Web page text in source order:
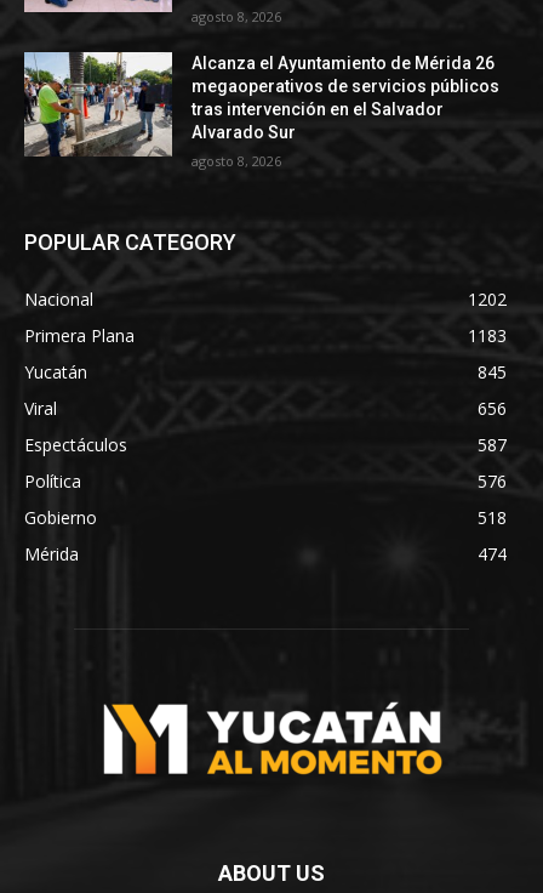
agosto 8, 2026
Alcanza el Ayuntamiento de Mérida 26
megaoperativos de servicios públicos
tras intervención en el Salvador
Alvarado Sur
agosto 8, 2026
POPULAR CATEGORY
Nacional
1202
Primera Plana
1183
Yucatán
845
Viral
656
Espectáculos
587
Política
576
Gobierno
518
Mérida
474
ABOUT US